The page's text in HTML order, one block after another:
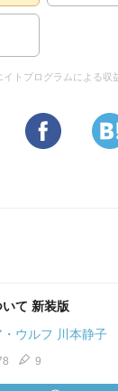
トプログラムによる収
て 新装版
ウルフ 川本静子
9